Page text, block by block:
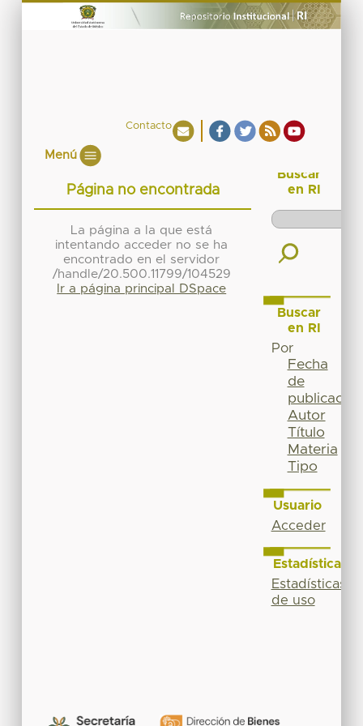
Contacto
Menú
Página no encontrada
La página a la que está
intentando acceder no se ha
encontrado en el servidor
/handle/20.500.11799/104529
Ir a página principal DSpace
Buscar
en RI
Buscar
en RI
Por
Fecha
de
publicación
Autor
Título
Materia
Tipo
Usuario
Acceder
Estadísticas
Estadísticas
de uso